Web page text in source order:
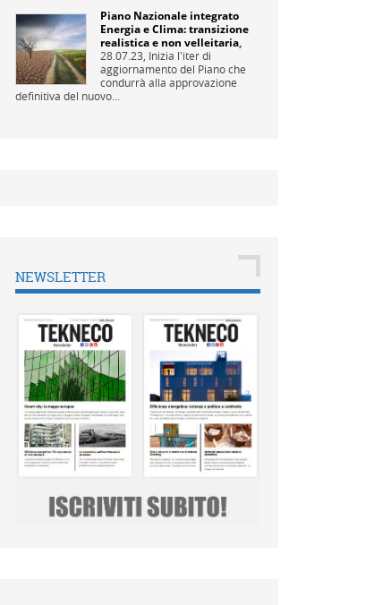
Piano Nazionale integrato
Energia e Clima: transizione
realistica e non velleitaria,
28.07.23, Inizia l'iter di
aggiornamento del Piano che
condurrà alla approvazione
definitiva del nuovo...
NEWSLETTER